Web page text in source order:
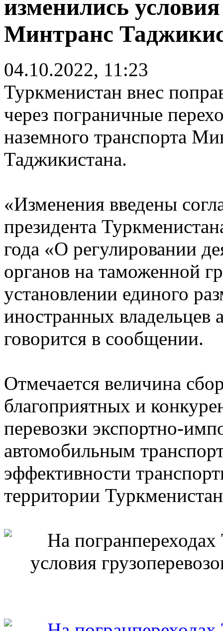
изменились
Минтранс
04.10.2022, 11:23
Туркменистан внес
через пограничные
наземного транспорта
Таджикистана.
«Изменения введены
президента
года «О регулировании
органов на таможенной
установлении единого
иностранных владельцев
говорится в сообщении.
Отмечается величина
благоприятных и
перевозки экспортно-
автомобильным
эффективности
территории